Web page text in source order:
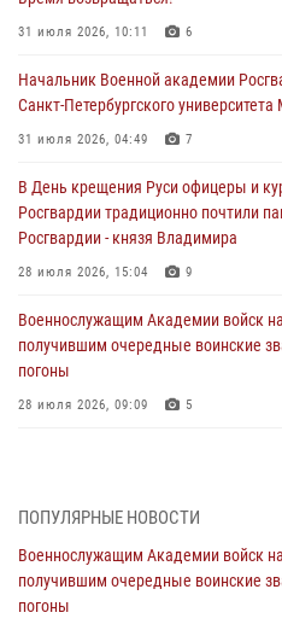
31 июля 2026, 10:11 6
Начальник Военной академии
Санкт-Петербургского
31 июля 2026, 04:49 7
В День крещения Руси офицеры и
Росгвардии традиционно почтили
Росгвардии - князя Владимира
28 июля 2026, 15:04 9
Военнослужащим Академии войск
получившим очередные воинские
погоны
28 июля 2026, 09:09 5
27 июля 2026, 14:49 7
Военная академия информирует!
23 июля 2026, 04:51
ПОПУЛЯРНЫЕ НОВОСТИ
Военнослужащим Академии войск
получившим очередные воинские
погоны